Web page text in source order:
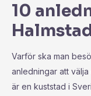
10
Varför ska man
anledningar att
är en kuststad i